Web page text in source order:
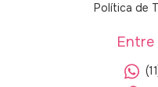
Política de
Entre